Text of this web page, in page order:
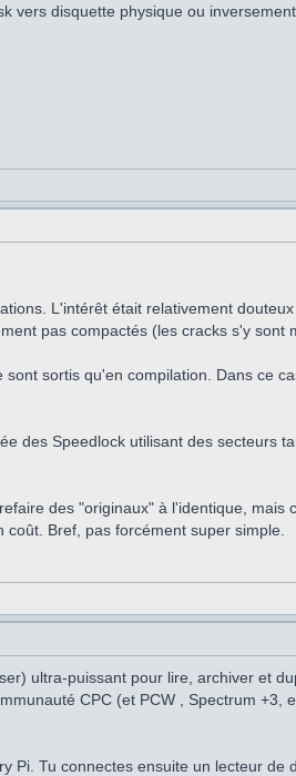
vers disquette physique ou
L'intérêt était relativement
pas compactés (les cracks s'y sont
sortis qu'en compilation. Dans ce
des Speedlock utilisant des secteurs
des "originaux" à l'identique, mais
Bref, pas forcément super simple.
ultra-puissant pour lire, archiver et
CPC (et PCW , Spectrum
Pi. Tu connectes ensuite un lecteur de